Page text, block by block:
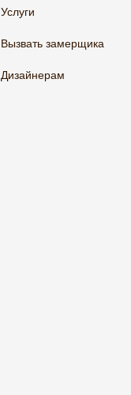
Услуги
Вызвать замерщика
Дизайнерам